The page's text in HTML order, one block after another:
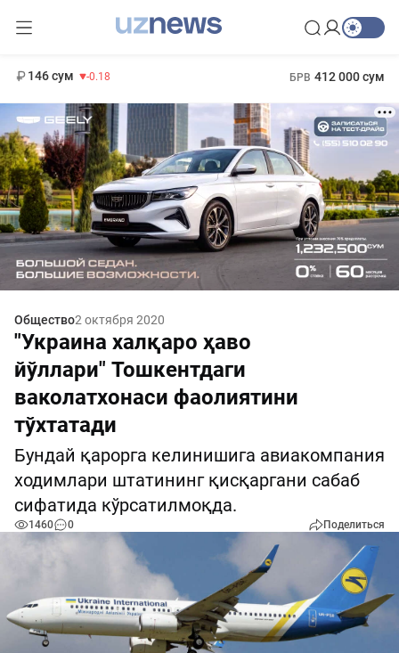
146 сум -0.18 БРВ 412 000 сум
Общество2 октября 2020
"Украина халқаро ҳаво
йўллари" Тошкентдаги
ваколатхонаси фаолиятини
тўхтатади
Бундай қарорга келинишига авиакомпания
ходимлари штатининг қисқаргани сабаб
сифатида кўрсатилмоқда.
1460 0 Поделиться